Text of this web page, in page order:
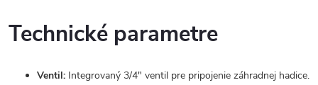
Technické parametre
Ventil: Integrovaný 3/4" ventil pre pripojenie záhradnej hadice.